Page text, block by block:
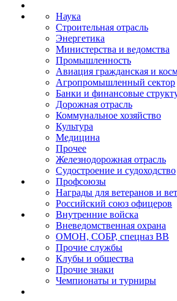
Наука
Строительная отрасль
Энергетика
Министерства и ведомства
Промышленность
Авиация гражданская и
Агропромышленный сектор
Банки и финансовые
Дорожная отрасль
Коммунальное хозяйство
Культура
Медицина
Прочее
Железнодорожная отрасль
Судостроение и судоходство
Профсоюзы
Награды для ветеранов и
Российский союз офицеров
Внутренние войска
Вневедомственная охрана
ОМОН, СОБР, спецназ ВВ
Прочие службы
Клубы и общества
Прочие знаки
Чемпионаты и турниры